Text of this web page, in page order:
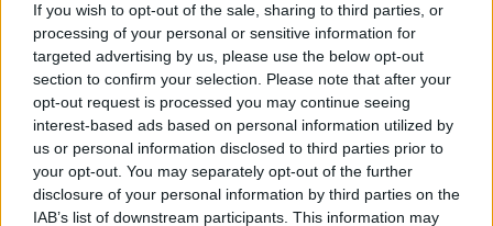
If you wish to opt-out of the sale, sharing to third parties, or
processing of your personal or sensitive information for
targeted advertising by us, please use the below opt-out
section to confirm your selection. Please note that after your
opt-out request is processed you may continue seeing
interest-based ads based on personal information utilized by
us or personal information disclosed to third parties prior to
your opt-out. You may separately opt-out of the further
disclosure of your personal information by third parties on the
IAB’s list of downstream participants. This information may